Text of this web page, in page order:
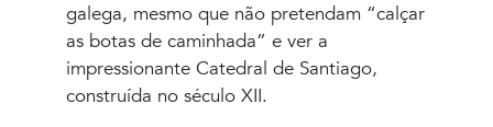
galega, mesmo que não pretendam “calçar
as botas de caminhada” e ver a
impressionante Catedral de Santiago,
construída no século XII.